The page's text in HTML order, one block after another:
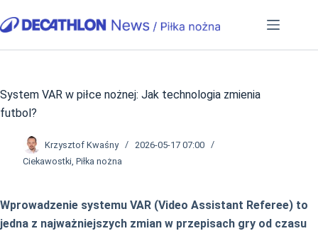
do
System VAR w piłce nożnej: Jak technologia zmienia
futbol?
Krzysztof Kwaśny
2026-05-17 07:00
Ciekawostki, Piłka nożna
Wprowadzenie systemu VAR (Video Assistant Referee) to
jedna z najważniejszych zmian w przepisach gry od czasu